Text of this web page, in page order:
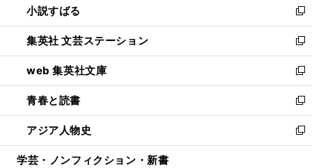
く
で
開
く
い
ウ
ィ
ン
ド
ウ
で
開
く
小説すばる
新
し
い
ウ
ィ
ン
ド
ウ
で
開
集英社 文芸ステーション
新
し
い
ウ
ィ
ン
ド
ウ
web 集英社文庫
新
し
い
ウ
ィ
ン
青春と読書
新
し
い
ウ
アジア人物史
新
し
学芸・ノンフィクション・新書